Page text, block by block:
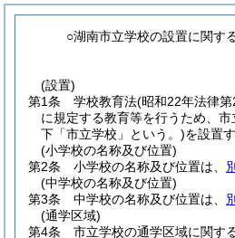
○湖南市立学校の設置に関す
(設置)
第1条
学校教育法(昭和22年法律第
に規定する教育等を行うため、
下「市立学校」という。)を設置す
(小学校の名称及び位置)
第2条
小学校の名称及び位置は、
(中学校の名称及び位置)
第3条
中学校の名称及び位置は、
(通学区域)
第4条
市立学校の通学区域に関す